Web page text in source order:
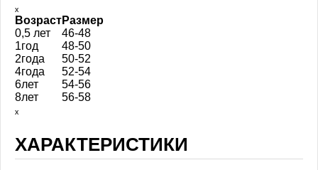
ₓ
ВозрастРазмер
0,5 лет
46-48
1год
48-50
2года
50-52
4года
52-54
6лет
54-56
8лет
56-58
ₓ
ХАРАКТЕРИСТИКИ